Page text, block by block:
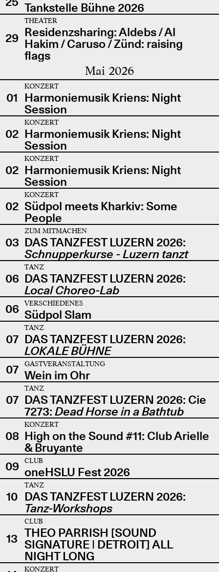
Tankstelle Bühne 2026
29
THEATER
Residenzsharing: Aldebs / Al
Hakim / Caruso / Zünd: raising
flags
Mai 2026
01
KONZERT
Harmoniemusik Kriens: Night
Session
02
KONZERT
Harmoniemusik Kriens: Night
Session
02
KONZERT
Harmoniemusik Kriens: Night
Session
02
KONZERT
Südpol meets Kharkiv: Some
People
03
ZUM MITMACHEN
DAS TANZFEST LUZERN 2026:
Schnupperkurse - Luzern tanzt
06
TANZ
DAS TANZFEST LUZERN 2026:
Local Choreo-Lab
06
VERSCHIEDENES
Südpol Slam
07
TANZ
DAS TANZFEST LUZERN 2026:
LOKALE BÜHNE
07
GASTVERANSTALTUNG
Wein im Ohr
07
TANZ
DAS TANZFEST LUZERN 2026: Cie
7273: Dead Horse in a Bathtub
08
KONZERT
High on the Sound #11: Club Arielle
& Bruyante
09
CLUB
oneHSLU Fest 2026
10
TANZ
DAS TANZFEST LUZERN 2026:
Tanz-Workshops
13
CLUB
THEO PARRISH [SOUND
SIGNATURE | DETROIT] ALL
NIGHT LONG
KONZERT